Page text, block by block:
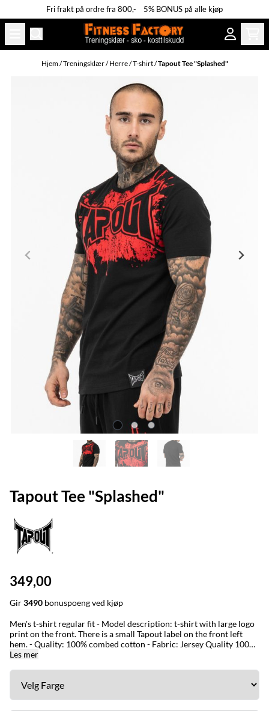
Hopp til innholdFri frakt på ordre fra 800,- 5% BONUS på alle kjøp
Hjem/Treningsklær/Herre/T-shirt/Tapout Tee "Splashed"
Tapout Tee "Splashed"
349,00
Gir3490 bonuspoeng ved kjøp
Men's t-shirt regular fit - Model description: t-shirt with large logo
print on the front. There is a small Tapout label on the front left
hem. - Quality: 100% combed cotton - Fabric: Jersey Quality 100%
Les mer